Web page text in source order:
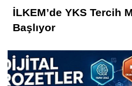
İLKEM’de YKS Tercih
Başlıyor